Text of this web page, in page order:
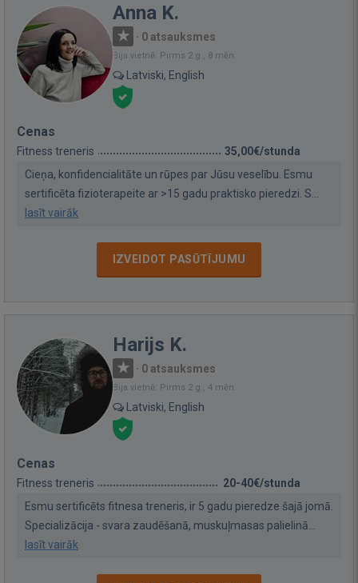
Anna K.
· 0 atsauksmes
Bija vietnē: Pirms 2 g., 8 mēn.
Latviski, English
Cenas
Fitness treneris
35,00€/stunda
Cieņa, konfidencialitāte un rūpes par Jūsu veselību. Esmu
sertificēta fizioterapeite ar >15 gadu praktisko pieredzi. S...
lasīt vairāk
IZVEIDOT PASŪTĪJUMU
Harijs K.
· 0 atsauksmes
Bija vietnē: Pirms 2 g., 4 mēn.
Latviski, English
Cenas
Fitness treneris
20-40€/stunda
Esmu sertificēts fitnesa treneris, ir 5 gadu pieredze šajā jomā.
Specializācija - svara zaudēšanā, muskuļmasas palielinā...
lasīt vairāk